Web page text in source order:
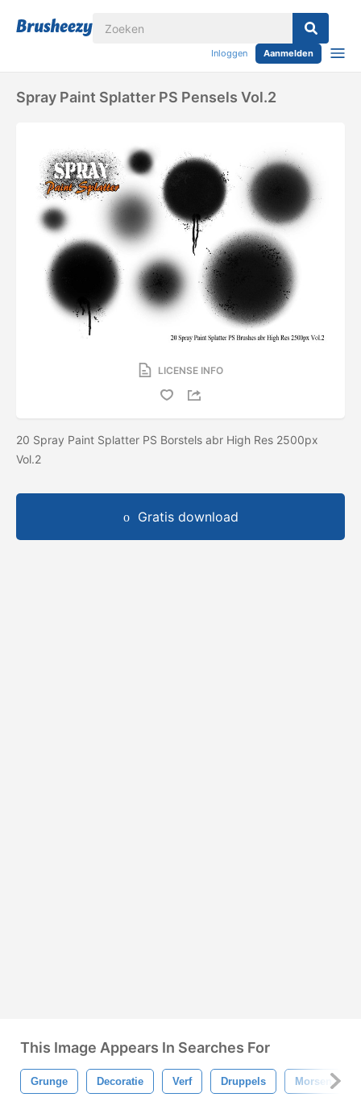
Inloggen Aanmelden
Spray Paint Splatter PS Pensels Vol.2
LICENSE INFO
20 Spray Paint Splatter PS Borstels abr High Res 2500px
Vol.2
Gratis download
This Image Appears In Searches For
Grunge Decoratie Verf Druppels Morsen